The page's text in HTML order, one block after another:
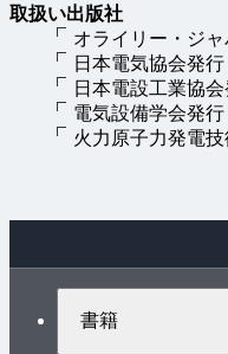
取扱い出版社
オライリー・ジャ
日本電気協会発行
日本電設工業協
電気設備学会発行
火力原子力発電
書籍